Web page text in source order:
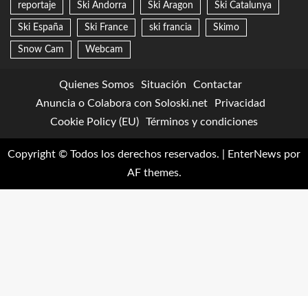
reportaje Ski Andorra Ski Aragon Ski Catalunya
Ski España Ski France ski francia Skimo
Snow Cam Webcam
Quienes Somos Situación
Contactar
Anuncia o Colabora con Soloski.net
Privacidad
Cookie Policy (EU)
Términos y condiciones
Copyright © Todos los derechos reservados. EnterNews por
AF themes.